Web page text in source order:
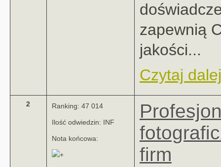
zapewnią
jakości...
Czytaj
2 Ranking: 47 014
Ilość odwiedzin: INF
Nota końcowa:
firm